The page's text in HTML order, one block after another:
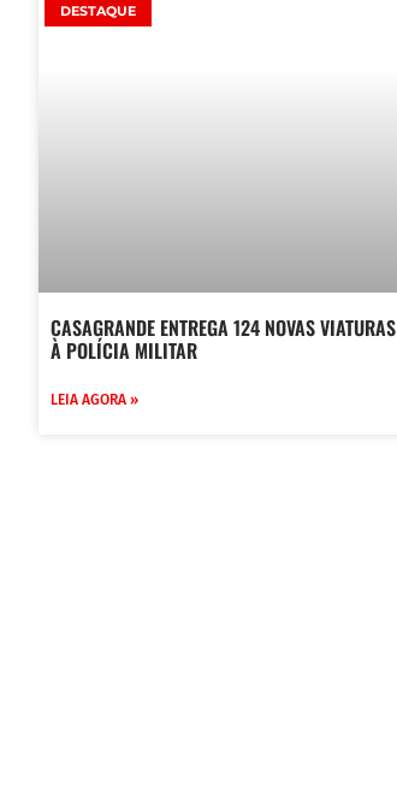
DESTAQUE
CASAGRANDE ENTREGA 124 NOVAS VIATURAS
À POLÍCIA MILITAR
LEIA AGORA »